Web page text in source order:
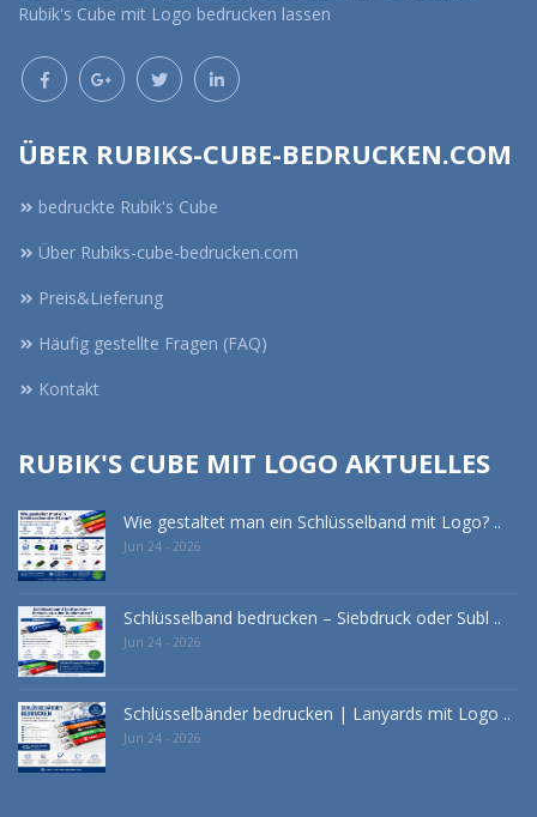
Rubik's Cube mit Logo bedrucken lassen
ÜBER RUBIKS-CUBE-BEDRUCKEN.COM
bedruckte Rubik's Cube
Über Rubiks-cube-bedrucken.com
Preis&Lieferung
Häufig gestellte Fragen (FAQ)
Kontakt
RUBIK'S CUBE MIT LOGO AKTUELLES
Wie gestaltet man ein Schlüsselband mit Logo? ..
Jun 24 - 2026
Schlüsselband bedrucken – Siebdruck oder Subl ..
Jun 24 - 2026
Schlüsselbänder bedrucken | Lanyards mit Logo ..
Jun 24 - 2026